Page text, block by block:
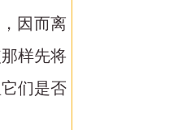
因而离
样先将
们是否